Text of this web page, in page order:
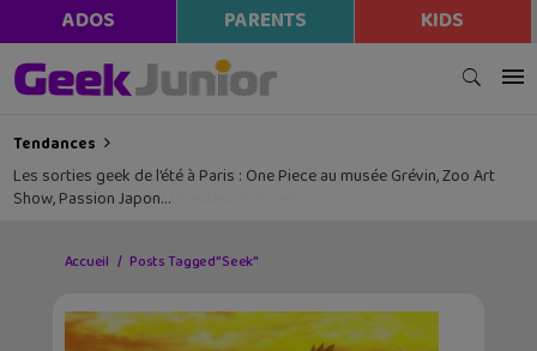
ADOS PARENTS KIDS
Tendances
Les sorties geek de l’été à Paris : One Piece au musée Grévin, Zoo Art
Show, Passion Japon…
Accueil Posts Tagged "Seek"